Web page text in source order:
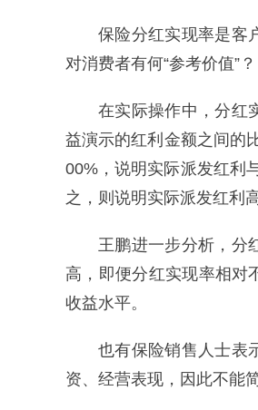
保险分红实现率是客
对消费者有何“参考价值”？
在实际操作中，分红
益演示的红利金额之间的
00%，说明实际派发红利
之，则说明实际派发红利
王鹏进一步分析，分
高，即便分红实现率相对
收益水平。
也有保险销售人士表
资、经营表现，因此不能